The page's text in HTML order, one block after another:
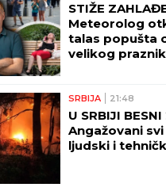
STIŽE
Meteorolog
talas popušta
velikog
SRBIJA 21:48
U SRBIJI
Angažovani
ljudski i